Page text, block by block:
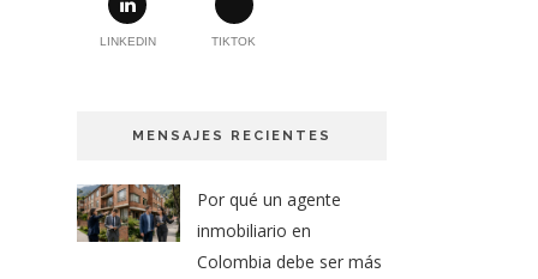
LINKEDIN TIKTOK
MENSAJES RECIENTES
Por qué un agente
inmobiliario en
Colombia debe ser más